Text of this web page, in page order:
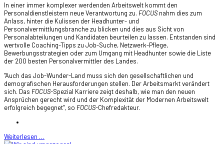
In einer immer komplexer werdenden Arbeitswelt kommt den
Personaldienstleistern neue Verantwortung zu. FOCUSnahm dies zum
Anlass, hinter die Kulissen der Headhunter- und
Personalvermittlungsbranche zu blicken und dies aus Sicht von
Personalabteilungen und Kandidaten beurteilen zu lassen. Entstanden sind
wertvolle Coaching-Tipps zu Job-Suche, Netzwerk-Pflege,
Bewerbungsstrategien oder zum Umgang mit Headhunter sowie die Liste
der 200 besten Personalvermittler des Landes.
"Auch das Job-Wunder-Land muss sich den gesellschaftlichen und
demografischen Herausforderungen stellen. Der Arbeitsmarkt verändert
sich. Das FOCUS-Spezial Karriere zeigt deshalb, wie man den neuen
Ansprüchen gerecht wird und der Komplexität der Modernen Arbeitswelt
erfolgreich begegnet", so FOCUS-Chefredakteur.
Weiterlesen …